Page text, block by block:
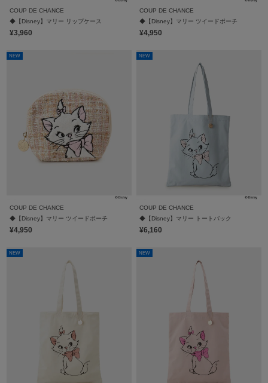
COUP DE CHANCE
◆【Disney】マリー リップケース
¥3,960
COUP DE CHANCE
◆【Disney】マリー ツイードポーチ
¥4,950
NEW
COUP DE CHANCE
◆【Disney】マリー ツイードポーチ
¥4,950
NEW
COUP DE CHANCE
◆【Disney】マリー トートバック
¥6,160
NEW NEW